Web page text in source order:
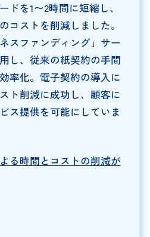
ドを1〜2時間に短縮し、
コストを削減しました。
スファンディング」サー
し、従来の紙契約の手間
率化。電子契約の導入に
ト削減に成功し、顧客に
ス提供を可能にしていま
る時間とコストの削減が